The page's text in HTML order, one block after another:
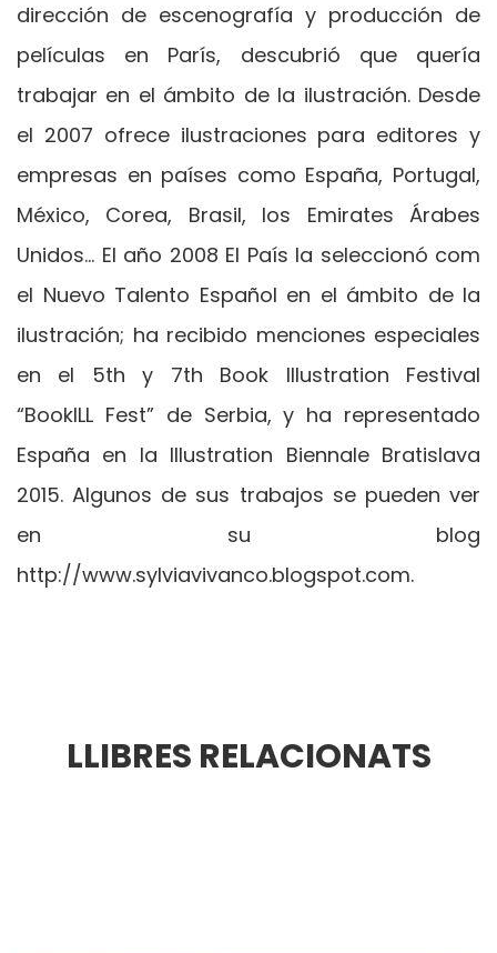
dirección de escenografía y producción de
películas en París, descubrió que quería
trabajar en el ámbito de la ilustración. Desde
el 2007 ofrece ilustraciones para editores y
empresas en países como España, Portugal,
México, Corea, Brasil, los Emirates Árabes
Unidos… El año 2008 El País la seleccionó com
el Nuevo Talento Español en el ámbito de la
ilustración; ha recibido menciones especiales
en el 5th y 7th Book Illustration Festival
“BookILL Fest” de Serbia, y ha representado
España en la Illustration Biennale Bratislava
2015. Algunos de sus trabajos se pueden ver
en su blog
http://www.sylviavivanco.blogspot.com.
LLIBRES RELACIONATS